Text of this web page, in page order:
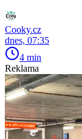
Cooky.cz
dnes, 07:35
4 min
Reklama